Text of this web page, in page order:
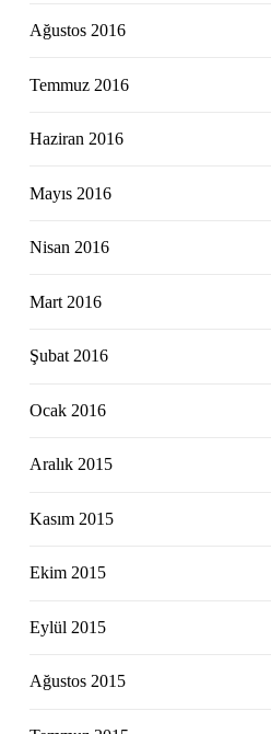
Ağustos 2016
Temmuz 2016
Haziran 2016
Mayıs 2016
Nisan 2016
Mart 2016
Şubat 2016
Ocak 2016
Aralık 2015
Kasım 2015
Ekim 2015
Eylül 2015
Ağustos 2015